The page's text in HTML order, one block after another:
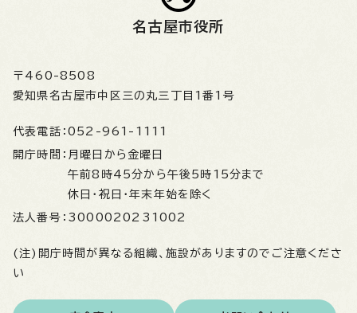
名古屋市役所
〒460-8508
愛知県名古屋市中区三の丸三丁目1番1号
代表電話： 052-961-1111
開庁時間： 月曜日から金曜日
午前8時45分から午後5時15分まで
休日・祝日・年末年始を除く
法人番号： 3000020231002
(注)開庁時間が異なる組織、施設がありますのでご注意くださ
い